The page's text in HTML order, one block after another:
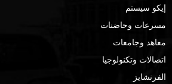
إيكو سيستم
مسرعات وحاضنات
معاهد وجامعات
اتصالات وتكنولوجيا
الفرنشايز